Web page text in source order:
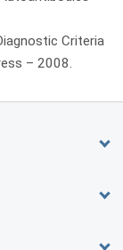
Criteria
– 2008.